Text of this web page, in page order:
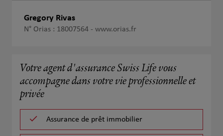
Gregory Rivas
N° Orias : 18007564 - www.orias.fr
Votre agent d'assurance Swiss Life vous
accompagne dans votre vie professionnelle et
privée
Assurance de prêt immobilier